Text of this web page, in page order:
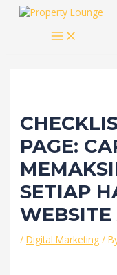
Skip
MAIN
MENU
PAGE:
SETIAP
/Digital Marketing /